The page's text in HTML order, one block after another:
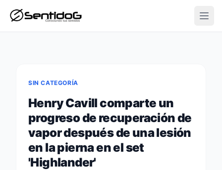
SIN CATEGORÍA
Henry Cavill comparte un
progreso de recuperación de
vapor después de una lesión
en la pierna en el set
'Highlander'